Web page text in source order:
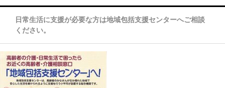
日常生活に支援が必要な方は地域包括支援センターへご相談
ください。